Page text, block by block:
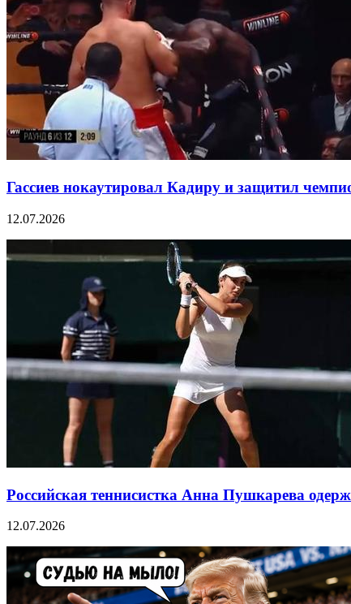
Гассиев нокаутировал Кадиру и защитил
12.07.2026
Российская теннисистка Анна Пушкарева
12.07.2026